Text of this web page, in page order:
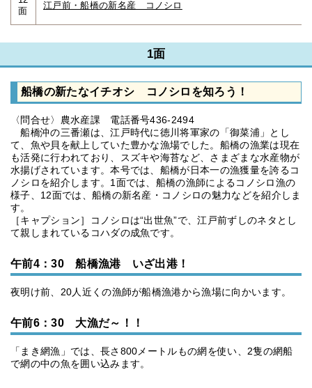
面
江戸前・船橋の新名産 コノシロ
1面
船橋の新たなイチオシ コノシロを知ろう！
〈問合せ〉農水産課 電話番号436-2494
船橋沖の三番瀬は、江戸時代に徳川将軍家の「御菜浦」とし
て、魚や貝を献上していた豊かな漁場でした。船橋の漁業は現在
も活発に行われており、スズキや海苔など、さまざまな水産物が
水揚げされています。本号では、船橋が日本一の漁獲量を誇るコ
ノシロを紹介します。1面では、船橋の漁師によるコノシロ漁の
様子、12面では、船橋の新名産・コノシロの魅力などを紹介しま
す。
［キャプション］コノシロは“出世魚”で、江戸前ずしのネタとし
て親しまれているコハダの成魚です。
午前4：30 船橋漁港 いざ出港！
夜明け前、20人近くの漁師が船橋漁港から漁場に向かいます。
午前6：30 大漁だ～！！
「まき網漁」では、長さ800メートルもの網を使い、2隻の網船
で網の中の魚を囲い込みます。